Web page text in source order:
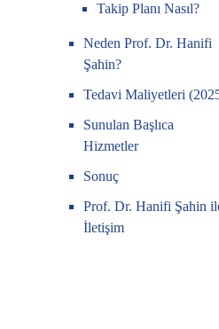
Takip Planı Nasıl?
Neden Prof. Dr. Hanifi
Şahin?
Tedavi Maliyetleri
Sunulan Başlıca
Hizmetler
Sonuç
Prof. Dr. Hanifi Şahin
İletişim